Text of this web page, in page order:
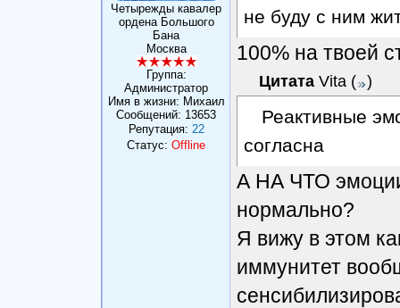
Четырежды кавалер
ордена Большого
Бана
Москва
Группа:
Администратор
Имя в жизни: Михаил
Сообщений: 13653
Репутация: 22
Статус: Offline
не буду с ним
100% на твоей
Цитата Vita ( )
Реактивные
согласна
А НА ЧТО
нормально?
Я вижу в этом
иммунитет